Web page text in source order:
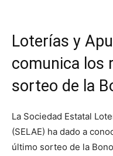
Loterías y
comunica los
sorteo de la
La Sociedad Estatal
(SELAE) ha dado a
último sorteo de la